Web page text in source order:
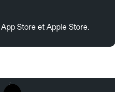
Store et Apple Store.